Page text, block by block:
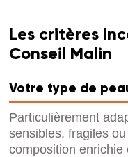
Les critères
Conseil Malin
Votre type de
Particulièrement
sensibles, fragiles
composition enrichie